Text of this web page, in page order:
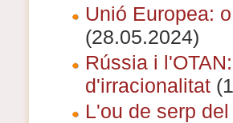
Unió Europea:
(28.05.2024)
Rússia i
d'irracionalitat
L'ou de serp